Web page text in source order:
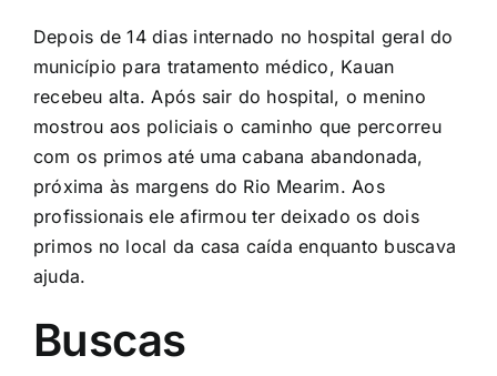
Depois de 14 dias internado no hospital geral do
município para tratamento médico, Kauan
recebeu alta. Após sair do hospital, o menino
mostrou aos policiais o caminho que percorreu
com os primos até uma cabana abandonada,
próxima às margens do Rio Mearim. Aos
profissionais ele afirmou ter deixado os dois
primos no local da casa caída enquanto buscava
ajuda.
Buscas